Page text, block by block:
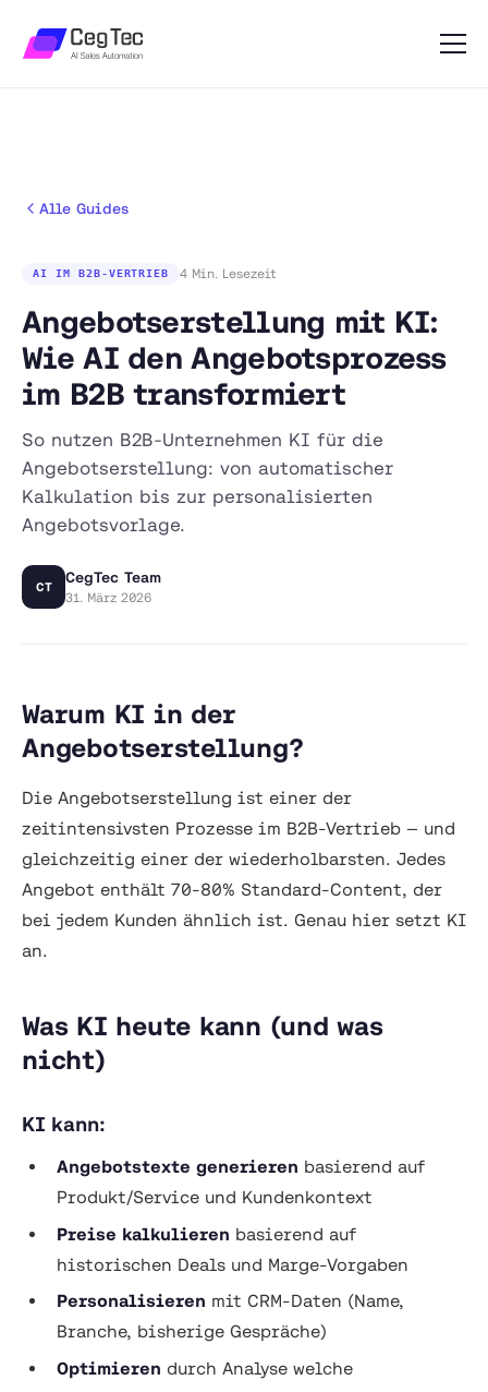
Alle Guides
AI IM B2B-VERTRIEB 4 Min. Lesezeit
Angebotserstellung mit KI:
Wie AI den Angebotsprozess
im B2B transformiert
So nutzen B2B-Unternehmen KI für die
Angebotserstellung: von automatischer
Kalkulation bis zur personalisierten
Angebotsvorlage.
CT
CegTec Team
31. März 2026
Warum KI in der
Angebotserstellung?
Die Angebotserstellung ist einer der
zeitintensivsten Prozesse im B2B-Vertrieb — und
gleichzeitig einer der wiederholbarsten. Jedes
Angebot enthält 70-80% Standard-Content, der
bei jedem Kunden ähnlich ist. Genau hier setzt KI
an.
Was KI heute kann (und was
nicht)
KI kann:
Angebotstexte generieren basierend auf
Produkt/Service und Kundenkontext
Preise kalkulieren basierend auf
historischen Deals und Marge-Vorgaben
Personalisieren mit CRM-Daten (Name,
Branche, bisherige Gespräche)
Optimieren durch Analyse welche